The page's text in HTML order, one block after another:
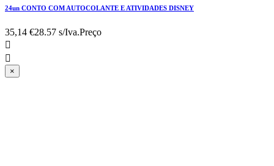
24un CONTO COM AUTOCOLANTE E ATIVIDADES DISNEY
35,14 €28.57 s/Iva.Preço


×